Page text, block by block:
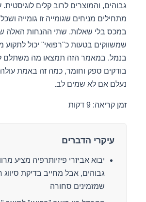
גבוהים, והמוצרים לרוב קלים
מתחילים מניחים שגומייה זו גומייה
במכס בלי שאלות. שתי ההנחות האלה
שמשווקים בטעות כ"רפואי" יכול
בנמל. במאמר הזה תמצאו מה משתלם
בודקים ספק וחומר, כמה זה באמת
נעלם אם לא שמים לב.
זמן קריאה: 9 דקות
עיקרי הדברים
יבוא אביזרי פיזיותרפיה מציע
גבוהים, אבל מחייב בדיקת סיווג
שמזמינים סחורה